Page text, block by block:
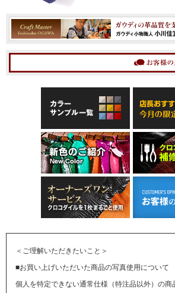
＜ご理解いただきたいこと＞
■お買い上げいただいた商品の写真使用について
個人を特定できない通常仕様（特注品以外）の商